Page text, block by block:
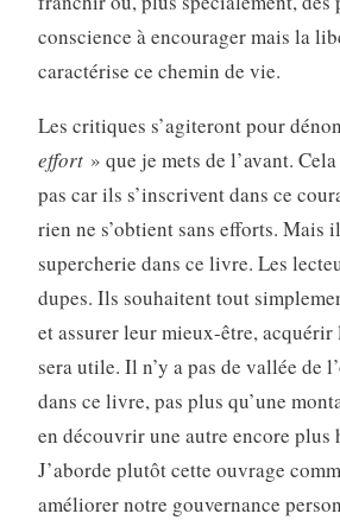
conscience à encourager mais la
caractérise ce chemin de vie.
Les critiques s’agiteront pour
effort» que je mets de l’avant.
pas car ils s’inscrivent dans ce
rien ne s’obtient sans efforts. Mais
supercherie dans ce livre. Les
dupes. Ils souhaitent tout
et assurer leur mieux-être, acquérir
sera utile. Il n’y a pas de vallée de
dans ce livre, pas plus qu’une
en découvrir une autre encore plus
J’aborde plutôt cette ouvrage
améliorer notre gouvernance